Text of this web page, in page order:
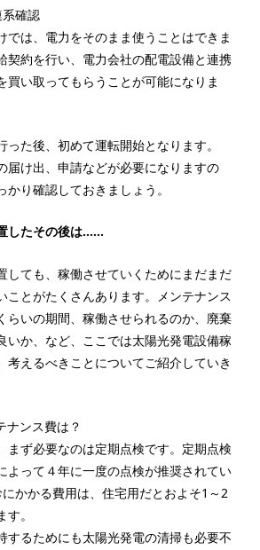
確認
では、電力をそのまま使うことはできま
契約を行い、電力会社の配電設備と連携
買い取ってもらうことが可能になりま
った後、初めて運転開始となります。
届け出、申請などが必要になりますの
り確認しておきましょう。
したその後は……
しても、稼働させていくためにまだまだ
ことがたくさんあります。メンテナンス
らいの期間、稼働させられるのか、廃棄
いか、など、ここでは太陽光発電設備稼
考えるべきことについてご紹介していき
ンス費は？
まず必要なのは定期点検です。定期点検
よって４年に一度の点検が推奨されてい
かかる費用は、住宅用だとおよそ1～2
。
するためにも太陽光発電の清掃も必要不